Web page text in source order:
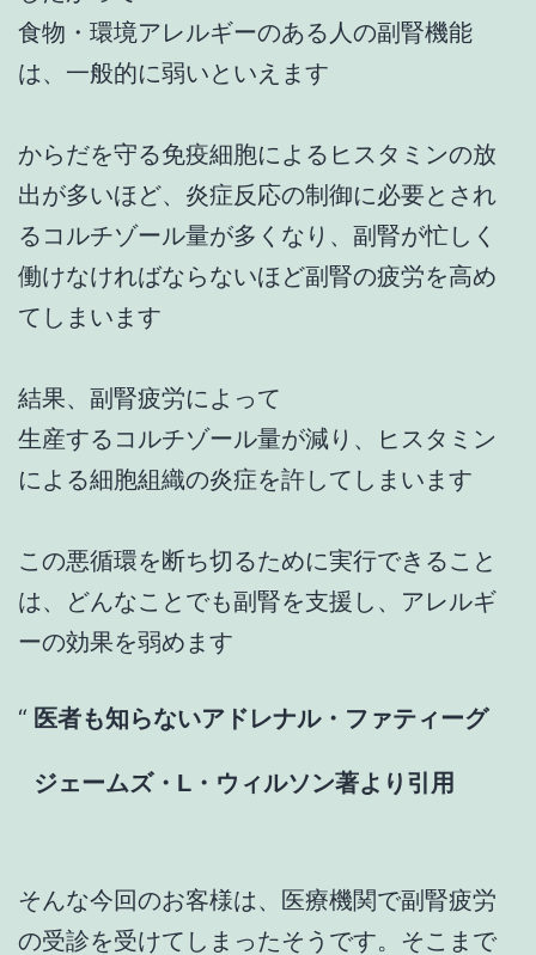
食物・環境アレルギーのある人の副腎機能
は、一般的に弱いといえます
からだを守る免疫細胞によるヒスタミンの放
出が多いほど、炎症反応の制御に必要とされ
るコルチゾール量が多くなり、副腎が忙しく
働けなければならないほど副腎の疲労を高め
てしまいます
結果、副腎疲労によって
生産するコルチゾール量が減り、ヒスタミン
による細胞組織の炎症を許してしまいます
この悪循環を断ち切るために実行できること
は、どんなことでも副腎を支援し、アレルギ
ーの効果を弱めます
医者も知らないアドレナル・ファティーグ
ジェームズ・L・ウィルソン著より引用
そんな今回のお客様は、医療機関で副腎疲労
の受診を受けてしまったそうです。そこまで